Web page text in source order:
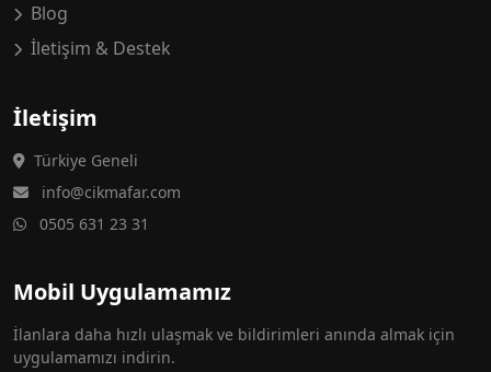
Blog
İletişim & Destek
İletişim
Türkiye Geneli
info@cikmafar.com
0505 631 23 31
Mobil Uygulamamız
İlanlara daha hızlı ulaşmak ve bildirimleri anında almak için
uygulamamızı indirin.